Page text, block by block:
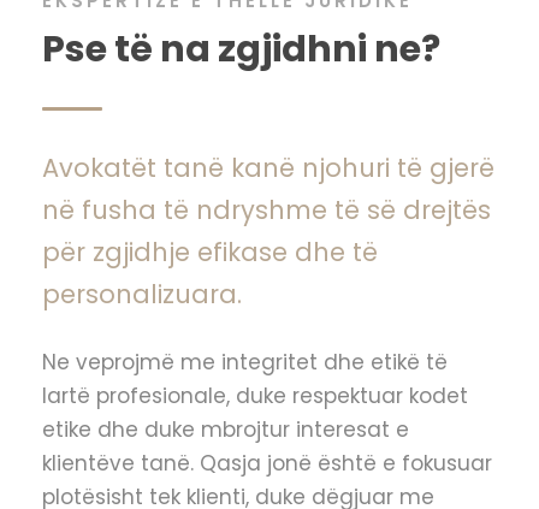
Pse të na zgjidhni ne?
Avokatët tanë kanë njohuri të gjerë
në fusha të ndryshme të së drejtës
për zgjidhje efikase dhe të
personalizuara.
Ne veprojmë me integritet dhe etikë të
lartë profesionale, duke respektuar kodet
etike dhe duke mbrojtur interesat e
klientëve tanë. Qasja jonë është e fokusuar
plotësisht tek klienti, duke dëgjuar me